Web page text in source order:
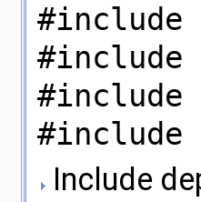
#include
#include
#include
Include